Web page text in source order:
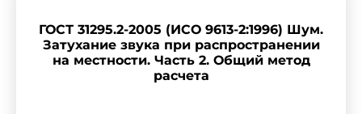
ГОСТ 31295.2-2005 (ИСО 9613-2:1996) Шум.
Затухание звука при распространении
на местности. Часть 2. Общий метод
расчета